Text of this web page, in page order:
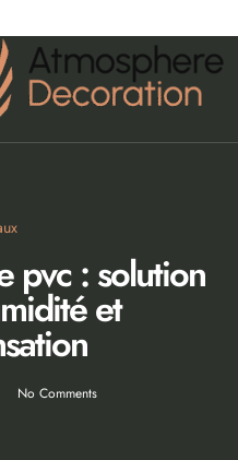
pvc : solution
et
No Comments